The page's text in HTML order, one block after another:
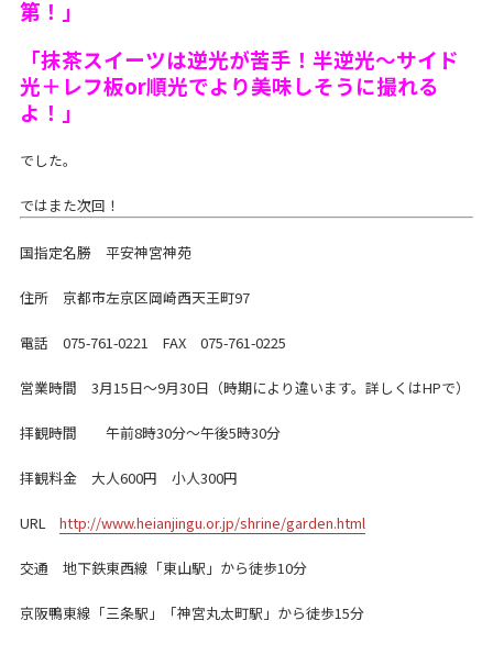
第！」
「抹茶スイーツは逆光が苦手！半逆光〜サイド
光＋レフ板or順光でより美味しそうに撮れる
よ！」
でした。
ではまた次回！
国指定名勝 平安神宮神苑
住所 京都市左京区岡崎西天王町97
電話 075-761-0221 FAX 075-761-0225
営業時間 3月15日～9月30日（時期により違います。詳しくはHPで）
拝観時間 午前8時30分～午後5時30分
拝観料金 大人600円 小人300円
URL http://www.heianjingu.or.jp/shrine/garden.html
交通 地下鉄東西線「東山駅」から徒歩10分
京阪鴨東線「三条駅」「神宮丸太町駅」から徒歩15分